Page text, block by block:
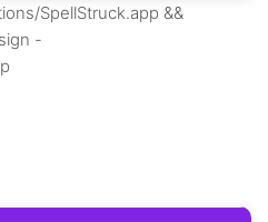
SpellStruck.app &&
-